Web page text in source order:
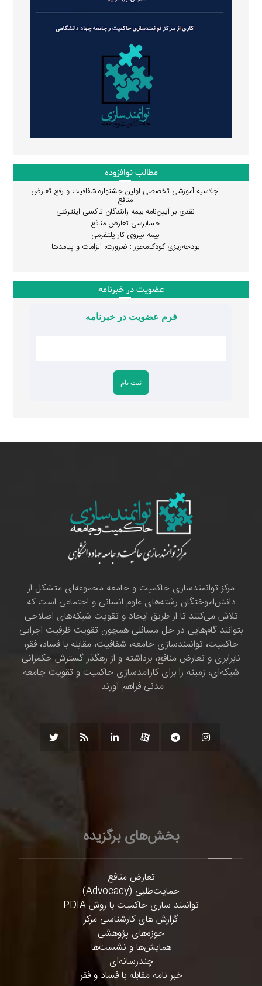
مطالب نوافزوده
اجلاسیه آموزشی تخصصی اولین جشنواره شفافیت و رفع تعارض
منافع
نقدی بر آیین‌نامه بیمه رانندگان تاکسی اینترنتی
حسابرسی تعارض منافع
بیمه نیروی کار پلتفرمی
بودجه‌ریزی کودک‌محور : ضرورت، الزامات و پیامدها
عضویت در خبرنامه
فرم عضویت در خبرنامه
مرکز توانمندسازی حاکمیت و جامعه مجموعه‌ای متشکل از
دانش‌اموختگان رشته‌های علوم انسانی و اجتماعی است که
تلاش می‌کنند تا از طریق ایجاد و تقویت شبکه‌های اصلاحی
بتوانند گام‌هایی در حل مسائلی همچون تقویت ظرفیت اجرایی
حاکمیت، توانمندسازی جامعه، شفافیت، مقابله با فساد، فقر،
نابرابری و تعارض منافع، برداشته و از رهگذر گسترش حکمرانی
شبکه‌ای، زمینه را برای کارآمدسازی حاکمیت و تقویت جامعه
مدنی فراهم آورند.
بخش‌های برگزیده
تعارض منافع
حمایت‌طلبی (Advocacy)
توانمند سازی حاکمیت با روش PDIA
گزارش های کارشناسی مرکز
حوزه‌های پژوهشی
همایش‌ها و نشست‌ها
چندرسانه‌ای
خبر نامه مقابله با فساد و فقر